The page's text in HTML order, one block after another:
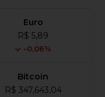
Euro
R$ 5,89
-0,06%
Bitcoin
R$ 347,643,04